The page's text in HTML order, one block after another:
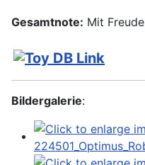
Gesamtnote: Mit
Bildergalerie: